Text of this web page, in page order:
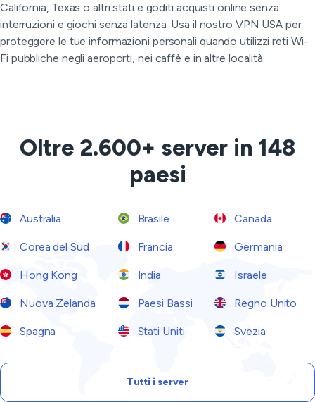
California, Texas o altri stati e goditi acquisti online senza
interruzioni e giochi senza latenza. Usa il nostro VPN USA per
proteggere le tue informazioni personali quando utilizzi reti Wi-
Fi pubbliche negli aeroporti, nei caffè e in altre località.
Oltre 2.600+ server in 148
paesi
Australia Brasile Canada
Corea del Sud Francia Germania
Hong Kong India Israele
Nuova Zelanda Paesi Bassi Regno Unito
Spagna Stati Uniti Svezia
Tutti i server